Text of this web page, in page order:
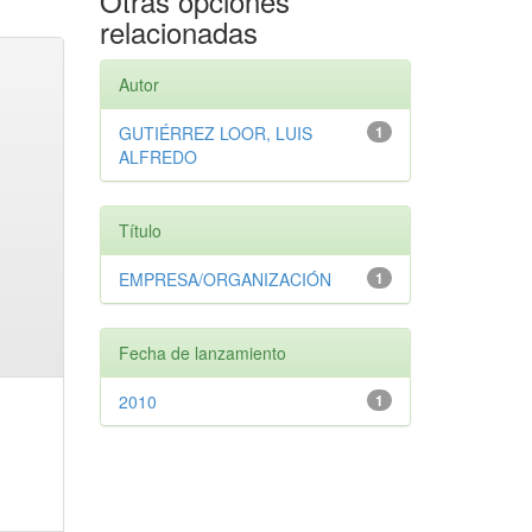
relacionadas
Autor
1
GUTIÉRREZ LOOR, LUIS
ALFREDO
Título
1
EMPRESA/ORGANIZACIÓN
Fecha de lanzamiento
1
2010